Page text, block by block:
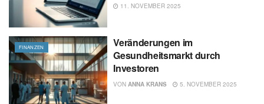
11. NOVEMBER 2025
FINANZEN
Veränderungen im
Gesundheitsmarkt durch
Investoren
VON ANNA KRANS 5. NOVEMBER 2025